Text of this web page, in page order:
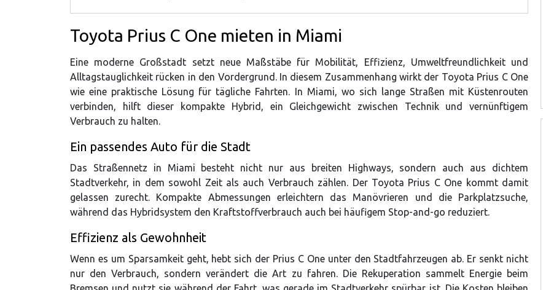
Toyota Prius C One mieten in Miami
Eine moderne Großstadt setzt neue Maßstäbe für Mobilität, Effizienz, Umweltfreundlichkeit und
Alltagstauglichkeit rücken in den Vordergrund. In diesem Zusammenhang wirkt der Toyota Prius C One
wie eine praktische Lösung für tägliche Fahrten. In Miami, wo sich lange Straßen mit Küstenrouten
verbinden, hilft dieser kompakte Hybrid, ein Gleichgewicht zwischen Technik und vernünftigem
Verbrauch zu halten.
Ein passendes Auto für die Stadt
Das Straßennetz in Miami besteht nicht nur aus breiten Highways, sondern auch aus dichtem
Stadtverkehr, in dem sowohl Zeit als auch Verbrauch zählen. Der Toyota Prius C One kommt damit
gelassen zurecht. Kompakte Abmessungen erleichtern das Manövrieren und die Parkplatzsuche,
während das Hybridsystem den Kraftstoffverbrauch auch bei häufigem Stop-and-go reduziert.
Effizienz als Gewohnheit
Wenn es um Sparsamkeit geht, hebt sich der Prius C One unter den Stadtfahrzeugen ab. Er senkt nicht
nur den Verbrauch, sondern verändert die Art zu fahren. Die Rekuperation sammelt Energie beim